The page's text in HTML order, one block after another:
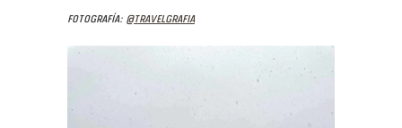
Fotografía: @travelgrafia